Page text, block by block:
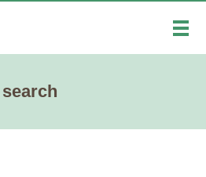
メ
search